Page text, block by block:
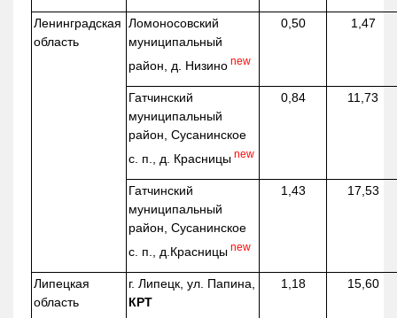
Ленинградская
область
Ломоносовский
муниципальный
район, д. Низино new
0,50 1,47
Гатчинский
муниципальный
район, Сусанинское
с. п., д. Красницы new
0,84 11,73
Гатчинский
муниципальный
район, Сусанинское
с. п., д.Красницы new
1,43 17,53
Липецкая
область
г. Липецк, ул. Папина,
КРТ
1,18 15,60